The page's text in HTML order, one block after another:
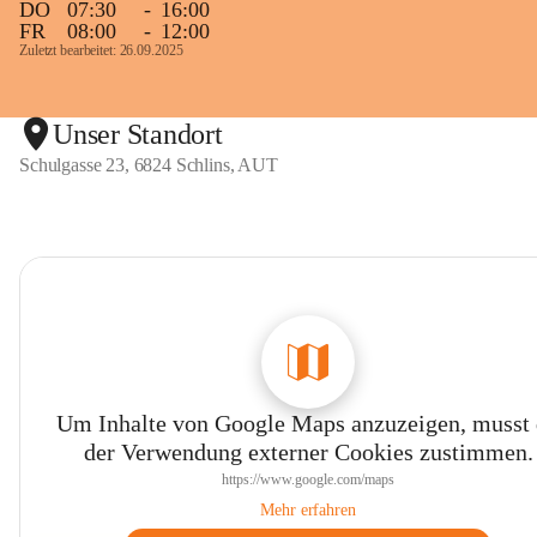
DO 07:30 - 16:00
FR
08:00 - 12:00
Zuletzt bearbeitet: 26.09.2025
Unser Standort
Schulgasse 23, 6824 Schlins, AUT
Um Inhalte von Google Maps anzuzeigen, musst
der Verwendung externer Cookies zustimmen.
https://www.google.com/maps
Mehr erfahren